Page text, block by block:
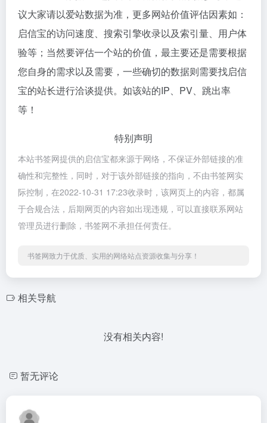
议大家请以爱站数据为准，更多网站价值评估因素如：
启信宝的访问速度、搜索引擎收录以及索引量、用户体
验等；当然要评估一个站的价值，最主要还是需要根据
您自身的需求以及需要，一些确切的数据则需要找启信
宝的站长进行洽谈提供。如该站的IP、PV、跳出率
等！
特别声明
本站书签网提供的启信宝都来源于网络，不保证外部链接的准
确性和完整性，同时，对于该外部链接的指向，不由书签网实
际控制，在2022-10-31 17:23收录时，该网页上的内容，都属
于合规合法，后期网页的内容如出现违规，可以直接联系网站
管理员进行删除，书签网不承担任何责任。
书签网致力于优质、实用的网络站点资源收集与分享！
相关导航
没有相关内容!
暂无评论